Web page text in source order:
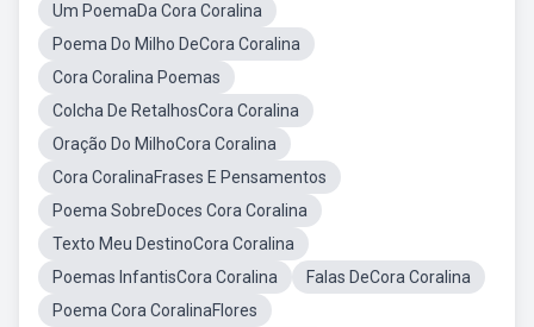
Um PoemaDa Cora Coralina
Poema Do Milho DeCora Coralina
Cora Coralina Poemas
Colcha De RetalhosCora Coralina
Oração Do MilhoCora Coralina
Cora CoralinaFrases E Pensamentos
Poema SobreDoces Cora Coralina
Texto Meu DestinoCora Coralina
Poemas InfantisCora Coralina
Falas DeCora Coralina
Poema Cora CoralinaFlores